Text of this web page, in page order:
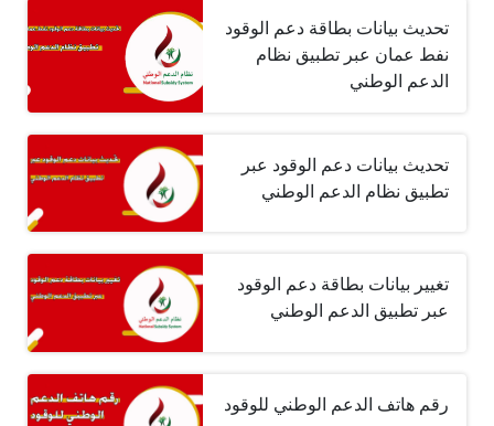
تحديث بيانات بطاقة دعم الوقود
نفط عمان عبر تطبيق نظام
الدعم الوطني
تحديث بيانات دعم الوقود عبر
تطبيق نظام الدعم الوطني
تغيير بيانات بطاقة دعم الوقود
عبر تطبيق الدعم الوطني
رقم هاتف الدعم الوطني للوقود